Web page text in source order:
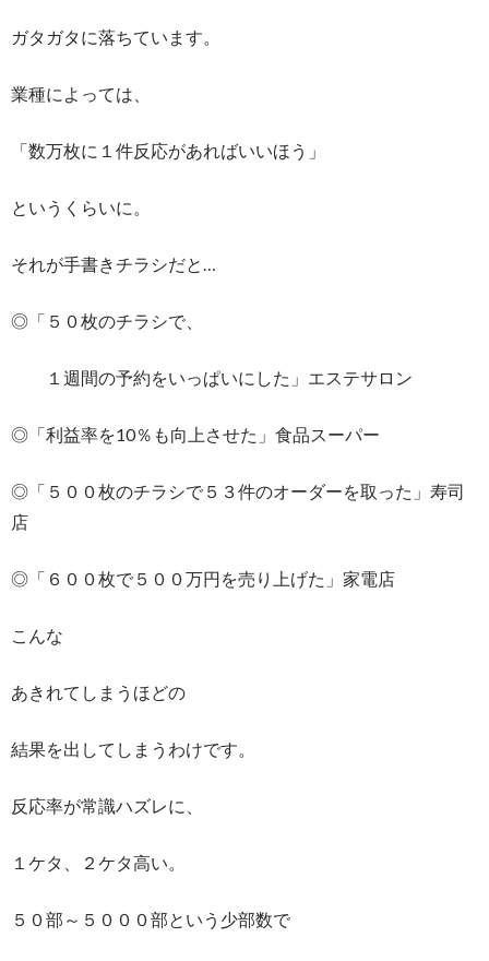
ガタガタに落ちています。
業種によっては、
「数万枚に１件反応があればいいほう」
というくらいに。
それが手書きチラシだと…
◎「５０枚のチラシで、
１週間の予約をいっぱいにした」エステサロン
◎「利益率を10％も向上させた」食品スーパー
◎「５００枚のチラシで５３件のオーダーを取った」寿司
店
◎「６００枚で５００万円を売り上げた」家電店
こんな
あきれてしまうほどの
結果を出してしまうわけです。
反応率が常識ハズレに、
１ケタ、２ケタ高い。
５０部～５０００部という少部数で